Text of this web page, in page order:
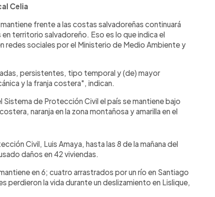
Celia
frente a las costas salvadoreñas continuará
territorio salvadoreño. Eso es lo que indica el
redes sociales por el Ministerio de Medio Ambiente y
persistentes, tipo temporal y (de) mayor
y la franja costera", indican.
de Protección Civil el país se mantiene bajo
naranja en la zona montañosa y amarilla en el
Civil, Luis Amaya, hasta las 8 de la mañana del
daños en 42 viviendas.
en 6; cuatro arrastrados por un río en Santiago
perdieron la vida durante un deslizamiento en Lislique,